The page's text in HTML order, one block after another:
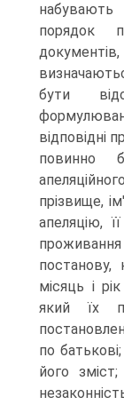
набувають
порядок
бути
відповідні
повинно
прізвище,
апеляцію,
проживання
постанову,
місяць і
який їх
по
його